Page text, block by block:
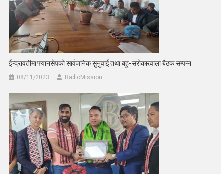
ईन्द्रावतीमा फ्यानसेपको सार्वजनिक सुनुवाई तथा बहु-सरोकारवाला बैठक सम्पन्न
08/11/2023 RadioMission